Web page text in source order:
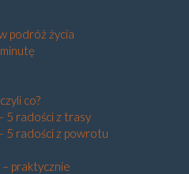
podróż życia
co?
5 radości z trasy
5 radości z powrotu
praktycznie